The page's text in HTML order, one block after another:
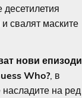
десетилетия
свалят маските
нови епизоди
Who?, в
на ред